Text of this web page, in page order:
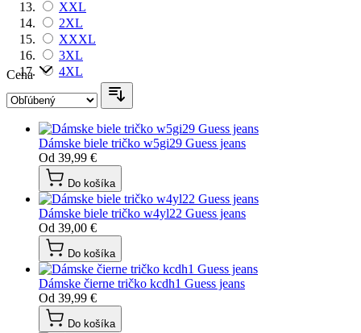
XXL
2XL
XXXL
3XL
4XL
Cena
Dámske biele tričko w5gi29 Guess jeans
Od 39,99 €
Do košíka
Dámske biele tričko w4yl22 Guess jeans
Od 39,00 €
Do košíka
Dámske čierne tričko kcdh1 Guess jeans
Od 39,99 €
Do košíka